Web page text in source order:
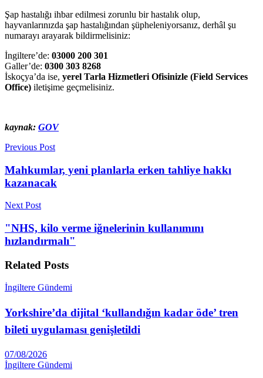
Şap hastalığı ihbar edilmesi zorunlu bir hastalık olup,
hayvanlarınızda şap hastalığından şüpheleniyorsanız, derhâl şu
numarayı arayarak bildirmelisiniz:
İngiltere’de: 03000 200 301
Galler’de: 0300 303 8268
İskoçya’da ise, yerel Tarla Hizmetleri Ofisinizle (Field Services
Office) iletişime geçmelisiniz.
kaynak: GOV
Previous Post
Mahkumlar, yeni planlarla erken tahliye hakkı
kazanacak
Next Post
"NHS, kilo verme iğnelerinin kullanımını
hızlandırmalı"
Related Posts
İngiltere Gündemi
Yorkshire’da dijital ‘kullandığın kadar öde’ tren
bileti uygulaması genişletildi
07/08/2026
İngiltere Gündemi